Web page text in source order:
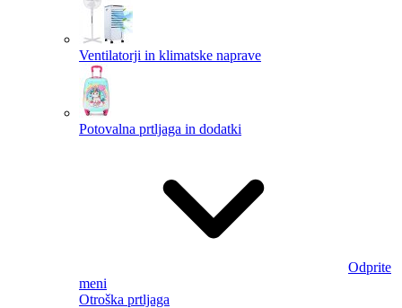
Ventilatorji in klimatske naprave
Potovalna prtljaga in dodatki
Odprite
meni
Otroška prtljaga